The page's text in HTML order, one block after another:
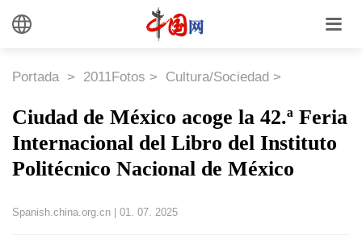
Portada > 2011Fotos > Cultura/Sociedad >
Ciudad de México acoge la 42.ª Feria
Internacional del Libro del Instituto
Politécnico Nacional de México
Spanish.china.org.cn 01. 07. 2025